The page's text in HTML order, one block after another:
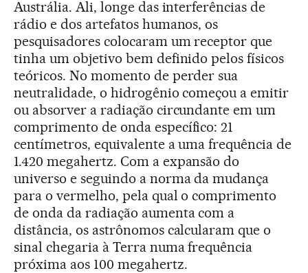
Austrália. Ali, longe das interferências de
rádio e dos artefatos humanos, os
pesquisadores colocaram um receptor que
tinha um objetivo bem definido pelos físicos
teóricos. No momento de perder sua
neutralidade, o hidrogênio começou a emitir
ou absorver a radiação circundante em um
comprimento de onda específico: 21
centímetros, equivalente a uma frequência de
1.420 megahertz. Com a expansão do
universo e seguindo a norma da mudança
para o vermelho, pela qual o comprimento
de onda da radiação aumenta com a
distância, os astrônomos calcularam que o
sinal chegaria à Terra numa frequência
próxima aos 100 megahertz.